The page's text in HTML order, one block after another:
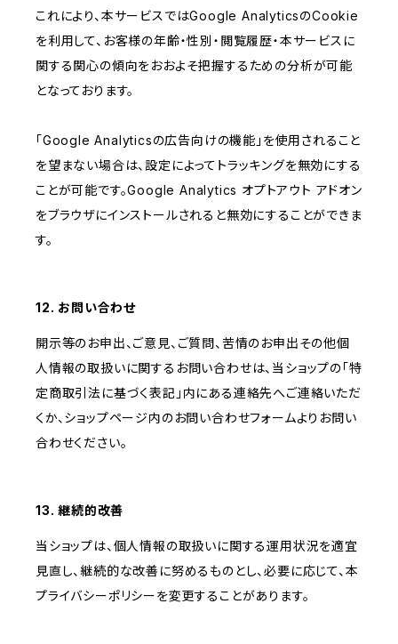
これにより、本サービスではGoogle AnalyticsのCookie
を利用して、お客様の年齢・性別・閲覧履歴・本サービスに
関する関心の傾向をおおよそ把握するための分析が可能
となっております。
「Google Analyticsの広告向けの機能」を使用されること
を望まない場合は、設定によってトラッキングを無効にする
ことが可能です。Google Analytics オプトアウト アドオン
をブラウザにインストールされると無効にすることができま
す。
12. お問い合わせ
開示等のお申出、ご意見、ご質問、苦情のお申出その他個
人情報の取扱いに関するお問い合わせは、当ショップの「特
定商取引法に基づく表記」内にある連絡先へご連絡いただ
くか、ショップページ内のお問い合わせフォームよりお問い
合わせください。
13. 継続的改善
当ショップは、個人情報の取扱いに関する運用状況を適宜
見直し、継続的な改善に努めるものとし、必要に応じて、本
プライバシーポリシーを変更することがあります。